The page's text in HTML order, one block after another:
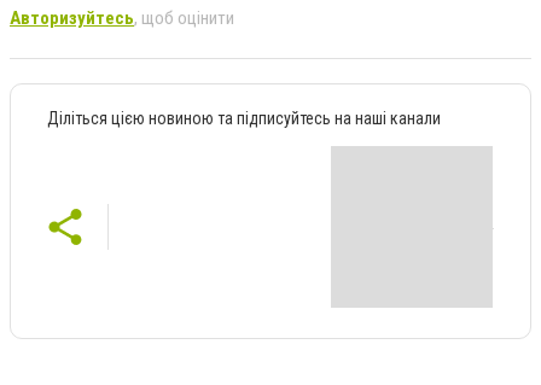
Авторизуйтесь, щоб оцінити
Діліться цією новиною та підписуйтесь на наші канали